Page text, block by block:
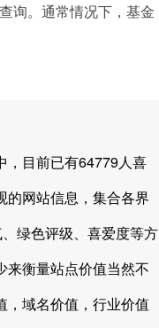
询。通常情况下，基金
，目前已有64779人喜
的网站信息，集合各界
绿色评级、喜爱度等方
来衡量站点价值当然不
，域名价值，行业价值